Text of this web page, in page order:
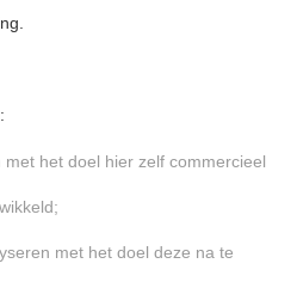
het doel hier zelf commercieel
met het doel deze na te